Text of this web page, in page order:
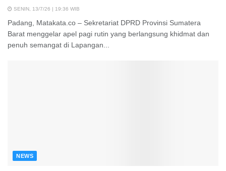
SENIN, 13/7/26 | 19:36 WIB
Padang, Matakata.co – Sekretariat DPRD Provinsi Sumatera
Barat menggelar apel pagi rutin yang berlangsung khidmat dan
penuh semangat di Lapangan...
NEWS